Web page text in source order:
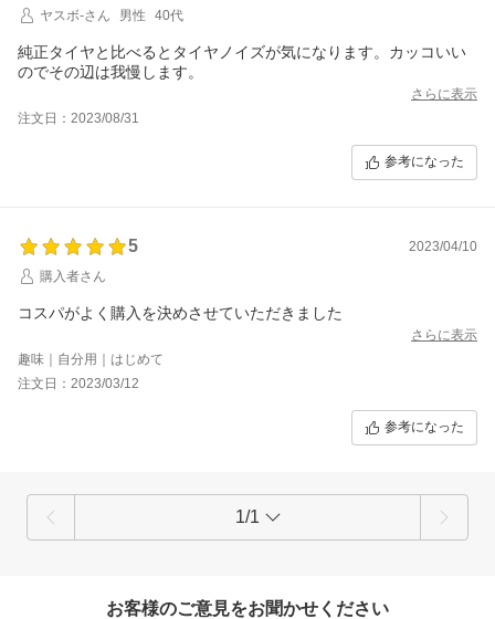
ヤスボ-さん
男性 40代
純正タイヤと比べるとタイヤノイズが気になります。カッコいい
のでその辺は我慢します。
さらに表示
注文日：2023/08/31
参考になった
5
2023/04/10
購入者さん
コスパがよく購入を決めさせていただきました
さらに表示
趣味｜自分用｜はじめて
注文日：2023/03/12
参考になった
1/1
お客様のご意見をお聞かせください